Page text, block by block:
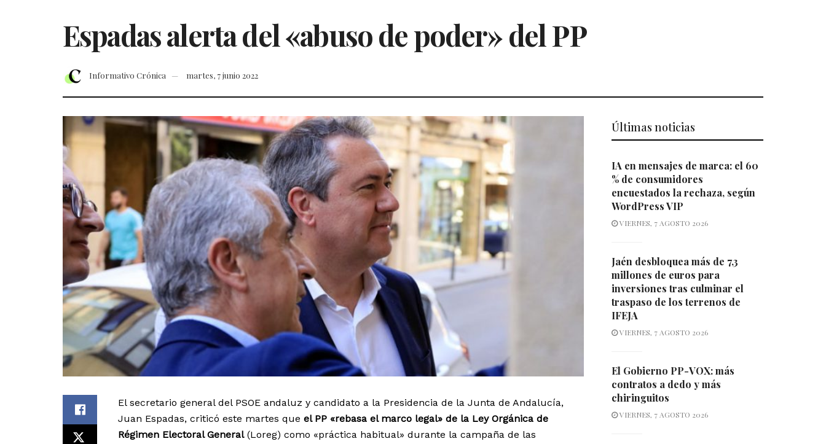
Espadas alerta del «abuso de poder» del PP
Informativo Crónica martes, 7 junio 2022
El secretario general del PSOE andaluz y candidato a la Presidencia de la Junta de Andalucía,
Juan Espadas, criticó este martes que el PP «rebasa el marco legal» de la Ley Orgánica de
Régimen Electoral General(Loreg) como «práctica habitual» durante la campaña de las
Últimas noticias
IA en mensajes de marca: el 60
% de consumidores
encuestados la rechaza, según
WordPress VIP
VIERNES, 7 AGOSTO 2026
Jaén desbloquea más de 7,3
millones de euros para
inversiones tras culminar el
traspaso de los terrenos de
IFEJA
VIERNES, 7 AGOSTO 2026
El Gobierno PP-VOX: más
contratos a dedo y más
chiringuitos
VIERNES, 7 AGOSTO 2026